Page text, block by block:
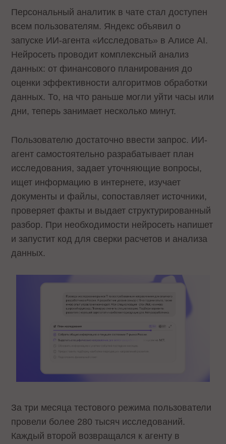
Персональный аналитик в чате стал доступен
всем пользователям. Яндекс объявил о
запуске ИИ-агента «Исследовать» в Алисе AI.
Нейросеть проводит комплексный анализ
данных: от финансового планирования до
оценки эффективности алгоритмов обработки
данных. То, на что раньше могли уйти часы или
дни, теперь занимает несколько минут.
Пользователю достаточно ввести запрос. ИИ-
агент самостоятельно разрабатывает план
исследования, задает уточняющие вопросы,
ищет информацию в интернете, изучает
документы и файлы, сопоставляет источники,
проверяет факты и выдает структурированный
разбор. При необходимости нейросеть напишет
и запустит код для сверки расчетов и анализа
данных.
За три месяца тестового режима пользователи
провели более 280 тысяч исследований.
Каждый второй возвращался к агенту в